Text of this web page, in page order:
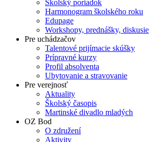
Školský poriadok
Harmonogram školského roku
Edupage
Workshopy, prednášky, diskusie
Pre uchádzačov
Talentové prijímacie skúšky
Prípravné kurzy
Profil absolventa
Ubytovanie a stravovanie
Pre verejnosť
Aktuality
Školský časopis
Martinské divadlo mladých
OZ Bod
O združení
Aktivity